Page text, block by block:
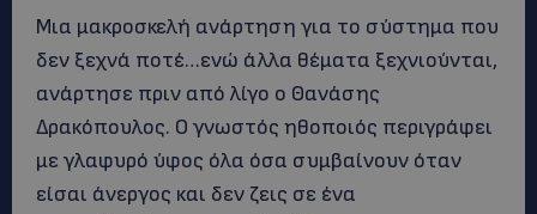
Μια μακροσκελή ανάρτηση για το σύστημα που
δεν ξεχνά ποτέ…ενώ άλλα θέματα ξεχνιούνται,
ανάρτησε πριν από λίγο ο Θανάσης
Δρακόπουλος. Ο γνωστός ηθοποιός περιγράφει
με γλαφυρό ύφος όλα όσα συμβαίνουν όταν
είσαι άνεργος και δεν ζεις σε ένα